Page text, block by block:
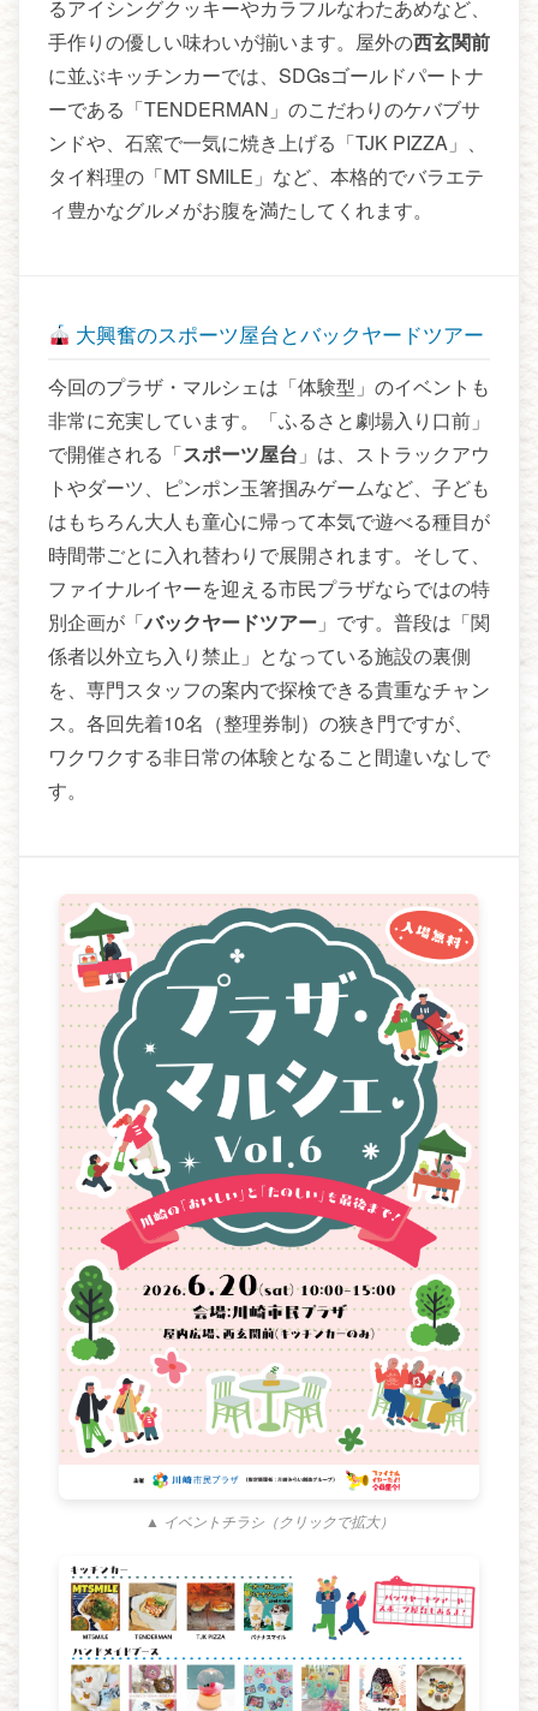
るアイシングクッキーやカラフルなわたあめなど、
手作りの優しい味わいが揃います。屋外の西玄関前
に並ぶキッチンカーでは、SDGsゴールドパートナ
ーである「TENDERMAN」のこだわりのケバブサ
ンドや、石窯で一気に焼き上げる「TJK PIZZA」、
タイ料理の「MT SMILE」など、本格的でバラエテ
ィ豊かなグルメがお腹を満たしてくれます。
大興奮のスポーツ屋台とバックヤードツアー
今回のプラザ・マルシェは「体験型」のイベントも
非常に充実しています。「ふるさと劇場入り口前」
で開催される「スポーツ屋台 」は、ストラックアウ
トやダーツ、ピンポン玉箸掴みゲームなど、子ども
はもちろん大人も童心に帰って本気で遊べる種目が
時間帯ごとに入れ替わりで展開されます。そして、
ファイナルイヤーを迎える市民プラザならではの特
別企画が「バックヤードツアー 」です。普段は「関
係者以外立ち入り禁止」となっている施設の裏側
を、専門スタッフの案内で探検できる貴重なチャン
ス。各回先着10名（整理券制）の狭き門ですが、
ワクワクする非日常の体験となること間違いなしで
す。
▲ イベントチラシ（クリックで拡大）